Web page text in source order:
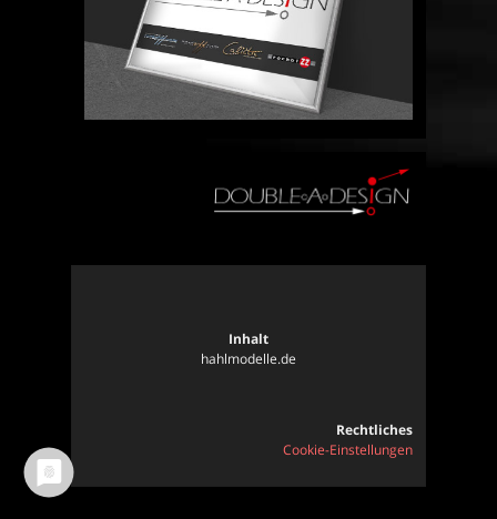
Inhalt
hahlmodelle.de
Rechtliches
Cookie-Einstellungen